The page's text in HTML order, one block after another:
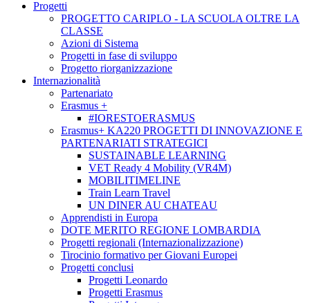
Progetti
PROGETTO CARIPLO - LA SCUOLA OLTRE LA
CLASSE
Azioni di Sistema
Progetti in fase di sviluppo
Progetto riorganizzazione
Internazionalità
Partenariato
Erasmus +
#IORESTOERASMUS
Erasmus+ KA220 PROGETTI DI INNOVAZIONE E
PARTENARIATI STRATEGICI
SUSTAINABLE LEARNING
VET Ready 4 Mobility (VR4M)
MOBILITIMELINE
Train Learn Travel
UN DINER AU CHATEAU
Apprendisti in Europa
DOTE MERITO REGIONE LOMBARDIA
Progetti regionali (Internazionalizzazione)
Tirocinio formativo per Giovani Europei
Progetti conclusi
Progetti Leonardo
Progetti Erasmus